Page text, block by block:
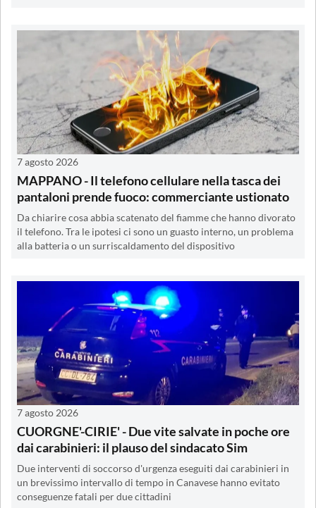
7 agosto 2026
MAPPANO - Il telefono cellulare nella tasca dei
pantaloni prende fuoco: commerciante ustionato
Da chiarire cosa abbia scatenato del fiamme che hanno divorato
il telefono. Tra le ipotesi ci sono un guasto interno, un problema
alla batteria o un surriscaldamento del dispositivo
7 agosto 2026
CUORGNE'-CIRIE' - Due vite salvate in poche ore
dai carabinieri: il plauso del sindacato Sim
Due interventi di soccorso d'urgenza eseguiti dai carabinieri in
un brevissimo intervallo di tempo in Canavese hanno evitato
conseguenze fatali per due cittadini